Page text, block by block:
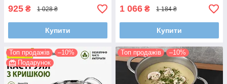
925 ₴ 1 028 ₴
Купити
1 066 ₴ 1 184 ₴
Купити
Топ продажів
–10%
Подарунок
Топ продажів –10%